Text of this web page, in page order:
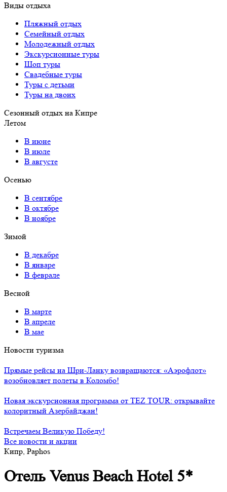
Виды отдыха
Пляжный отдых
Семейный отдых
Молодежный отдых
Экскурсионные туры
Шоп туры
Свадебные туры
Туры с детьми
Туры на двоих
Сезонный отдых на Кипре
Летом
В июне
В июле
В августе
Осенью
В сентябре
В октябре
В ноябре
Зимой
В декабре
В январе
В феврале
Весной
В марте
В апреле
В мае
Новости туризма
Прямые рейсы на Шри-Ланку возвращаются: «Аэрофлот»
возобновляет полеты в Коломбо!
Новая экскурсионная программа от TEZ TOUR: открывайте
колоритный Азербайджан!
Встречаем Великую Победу!
Все новости и акции
Кипр, Paphos
Отель Venus Beach Hotel 5*